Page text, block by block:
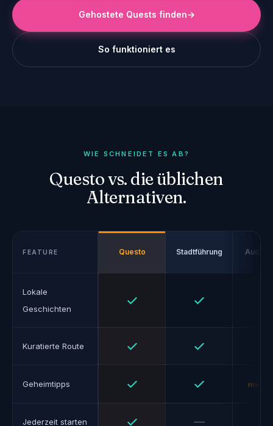
Gehostete Quests finden→
So funktioniert es
WIE SCHNEIDET ES AB?
Questo vs. die üblichen
Alternativen.
FEATURE Questo Stadtführung
Lokale
Geschichten
Kuratierte Route
Geheimtipps
Jederzeit starten —Nein